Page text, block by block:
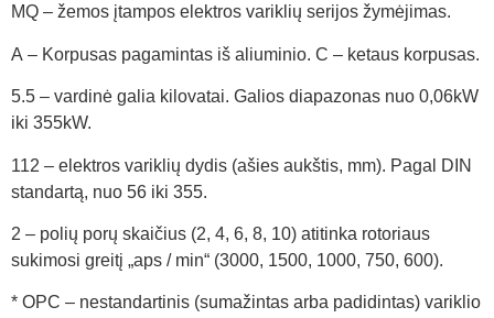
MQ – žemos įtampos elektros variklių serijos žymėjimas.
A – Korpusas pagamintas iš aliuminio. C – ketaus korpusas.
5.5 – vardinė galia kilovatai. Galios diapazonas nuo 0,06kW
iki 355kW.
112 – elektros variklių dydis (ašies aukštis, mm). Pagal DIN
standartą, nuo 56 iki 355.
2 – polių porų skaičius (2, 4, 6, 8, 10) atitinka rotoriaus
sukimosi greitį „aps / min“ (3000, 1500, 1000, 750, 600).
* OPC – nestandartinis (sumažintas arba padidintas) variklio